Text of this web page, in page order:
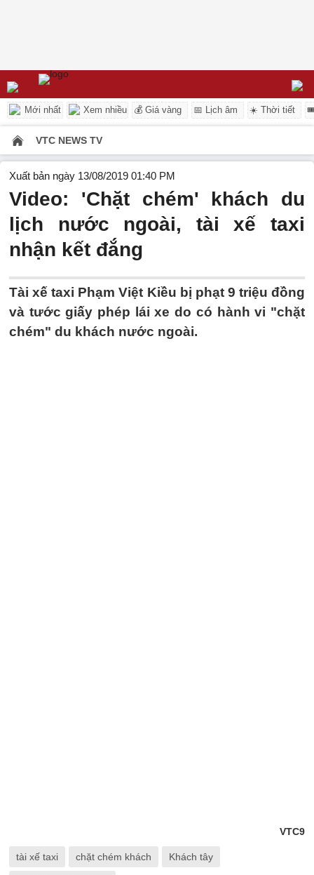
Mới nhất Xem nhiều 💰 Giá vàng 📅 Lịch âm ☀️ Thời tiết
VTC NEWS TV
Xuất bản ngày 13/08/2019 01:40 PM
Video: 'Chặt chém' khách du
lịch nước ngoài, tài xế taxi
nhận kết đắng
Tài xế taxi Phạm Việt Kiều bị phạt 9 triệu đồng
và tước giấy phép lái xe do có hành vi "chặt
chém" du khách nước ngoài.
VTC9
tài xế taxi chặt chém khách Khách tây